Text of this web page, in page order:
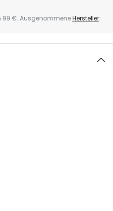
99 €. AusgenommeneHersteller.